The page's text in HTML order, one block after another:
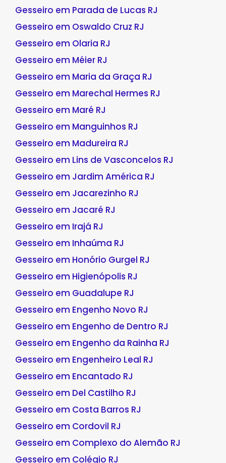
Gesseiro em Parada de Lucas RJ
Gesseiro em Oswaldo Cruz RJ
Gesseiro em Olaria RJ
Gesseiro em Méier RJ
Gesseiro em Maria da Graça RJ
Gesseiro em Marechal Hermes RJ
Gesseiro em Maré RJ
Gesseiro em Manguinhos RJ
Gesseiro em Madureira RJ
Gesseiro em Lins de Vasconcelos RJ
Gesseiro em Jardim América RJ
Gesseiro em Jacarezinho RJ
Gesseiro em Jacaré RJ
Gesseiro em Irajá RJ
Gesseiro em Inhaúma RJ
Gesseiro em Honório Gurgel RJ
Gesseiro em Higienópolis RJ
Gesseiro em Guadalupe RJ
Gesseiro em Engenho Novo RJ
Gesseiro em Engenho de Dentro RJ
Gesseiro em Engenho da Rainha RJ
Gesseiro em Engenheiro Leal RJ
Gesseiro em Encantado RJ
Gesseiro em Del Castilho RJ
Gesseiro em Costa Barros RJ
Gesseiro em Cordovil RJ
Gesseiro em Complexo do Alemão RJ
Gesseiro em Colégio RJ